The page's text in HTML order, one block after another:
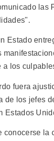
las
Estado
a los
fuera
de los jefes
Estados
conocerse la